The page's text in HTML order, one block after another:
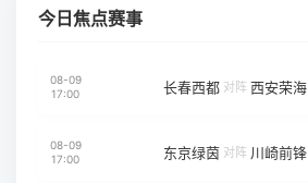
今日焦点赛事
08-09
17:00
长春西都 对阵 西安荣海
08-09
17:00
东京绿茵 对阵 川崎前锋